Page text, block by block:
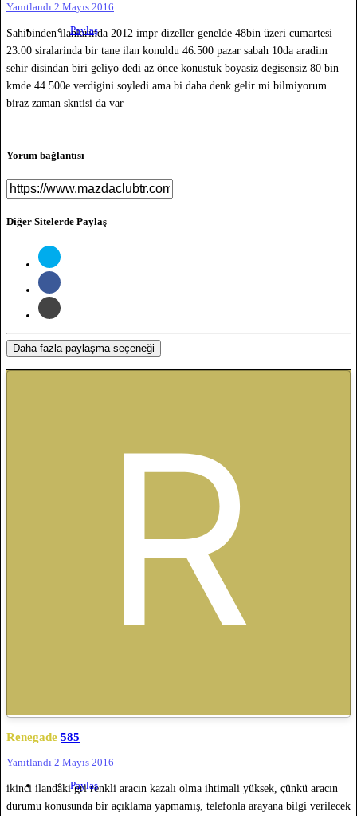
Yanıtlandı 2 Mayıs 2016
Paylaş
Sahibinden ilanlarinda 2012 impr dizeller genelde 48bin üzeri cumartesi
23:00 siralarinda bir tane ilan konuldu 46.500 pazar sabah 10da aradim
sehir disindan biri geliyo dedi az önce konustuk boyasiz degisensiz 80 bin
kmde 44.500e verdigini soyledi ama bi daha denk gelir mi bilmiyorum
biraz zaman skntisi da var
Yorum bağlantısı
Diğer Sitelerde Paylaş
Daha fazla paylaşma seçeneği
Renegade 585
Yanıtlandı 2 Mayıs 2016
Paylaş
ikinci ilandaki gri renkli aracın kazalı olma ihtimali yüksek, çünkü aracın
durumu konusunda bir açıklama yapmamış, telefonla arayana bilgi verilecek